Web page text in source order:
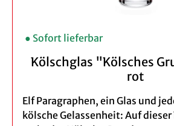
● Sofort lieferbar
Kölschglas "Kölsches
rot
Elf Paragraphen, ein Glas und
kölsche Gelassenheit: Auf